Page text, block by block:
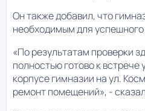
Он также добавил, что
необходимым для
«По результатам проверки
полностью готово к встрече
корпусе гимназии на ул.
ремонт помещений», -